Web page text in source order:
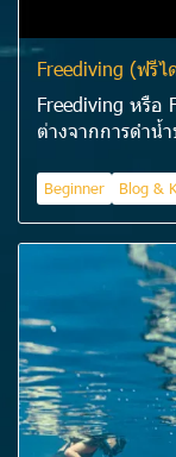
Freediving (ฟรี
Freediving หรือ
ต่างจากการดำน้
Beginner Blog &